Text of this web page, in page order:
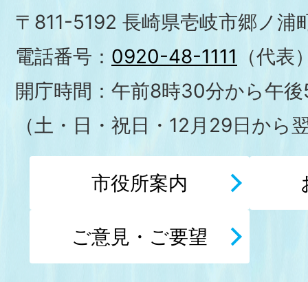
〒811-5192 長崎県壱岐市郷ノ浦
電話番号： 0920-48-1111 （代表
開庁時間：午前8時30分から午
（土・日・祝日・12月29日から
市役所案内
ご意見・ご要望